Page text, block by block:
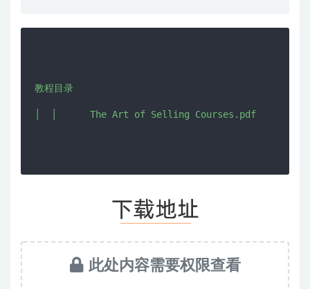
教程目录
此处内容需要权限查看